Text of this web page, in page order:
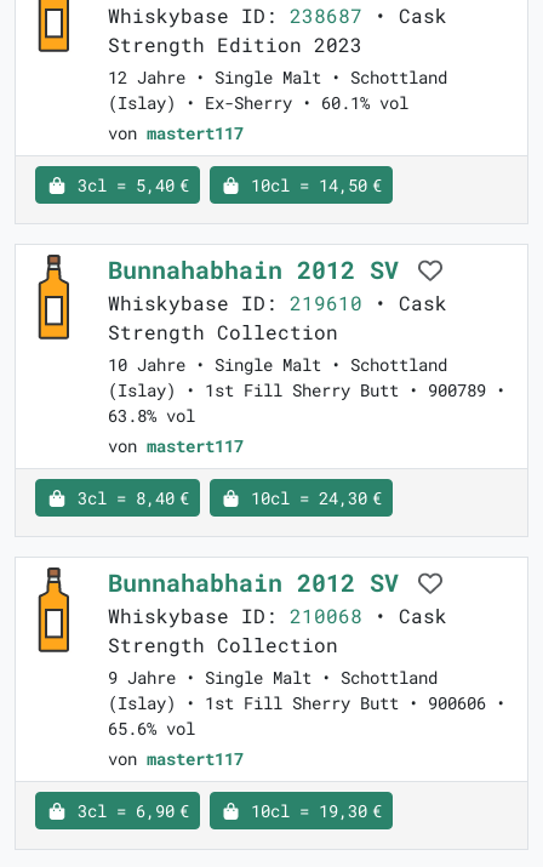
Whiskybase ID: 238687 • Cask
Strength Edition 2023
12 Jahre • Single Malt • Schottland
(Islay) • Ex-Sherry • 60.1% vol
von mastert117
3cl = 5,40 € 10cl = 14,50 €
Bunnahabhain 2012 SV
Whiskybase ID: 219610 • Cask
Strength Collection
10 Jahre • Single Malt • Schottland
(Islay) • 1st Fill Sherry Butt • 900789 •
63.8% vol
von mastert117
3cl = 8,40 € 10cl = 24,30 €
Bunnahabhain 2012 SV
Whiskybase ID: 210068 • Cask
Strength Collection
9 Jahre • Single Malt • Schottland
(Islay) • 1st Fill Sherry Butt • 900606 •
65.6% vol
von mastert117
3cl = 6,90 € 10cl = 19,30 €